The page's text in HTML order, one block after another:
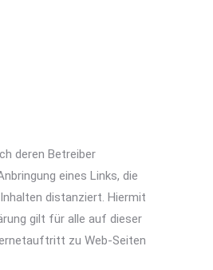
deren Betreiber
eines Links, die
distanziert. Hiermit
gilt für alle auf dieser
zu Web-Seiten